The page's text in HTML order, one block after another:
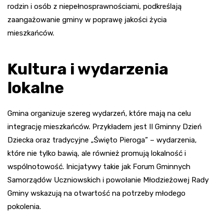
rodzin i osób z niepełnosprawnościami, podkreślają
zaangażowanie gminy w poprawę jakości życia
mieszkańców.
Kultura i wydarzenia
lokalne
Gmina organizuje szereg wydarzeń, które mają na celu
integrację mieszkańców. Przykładem jest II Gminny Dzień
Dziecka oraz tradycyjne „Święto Pieroga” – wydarzenia,
które nie tylko bawią, ale również promują lokalność i
wspólnotowość. Inicjatywy takie jak Forum Gminnych
Samorządów Uczniowskich i powołanie Młodzieżowej Rady
Gminy wskazują na otwartość na potrzeby młodego
pokolenia.